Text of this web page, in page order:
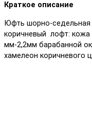
Краткое описание
Юфть шорно-седельная
коричневый лофт: кожа
мм-2,2мм барабанной
хамелеон коричневого